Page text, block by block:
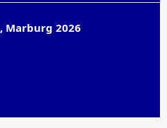
Marburg 2026